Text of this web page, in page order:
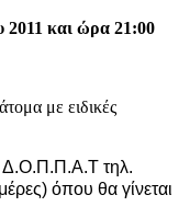
2011 και ώρα 21:00
με ειδικές
Δ.Ο.Π.Π.Α.Τ τηλ.
όπου θα γίνεται